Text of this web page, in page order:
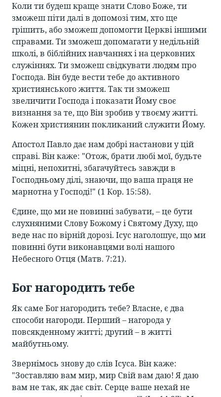
Коли ти будеш краще знати Слово Боже, ти
зможеш піти далі в допомозі тим, хто ще
грішить, або зможеш допомогти Церкві іншими
справами. Ти зможеш допомагати у недільній
школі, в біблійних навчаннях і на церковних
служіннях. Ти зможеш свідкувати людям про
Господа. Він буде вести тебе до активного
християнського життя. Так ти зможеш
звеличити Господа і показати Йому своє
визнання за те, що Він зробив у твоєму житті.
Кожен християнин покликаний служити Йому.
Апостол Павло дає нам добрі настанови у цій
справі. Він каже: "Отож, брати любі мої, будьте
міцні, непохитні, збагачуйтесь завжди в
Господньому ділі, знаючи, що ваша праця не
марнотна у Господі!" (1 Кор. 15:58).
Єдине, що ми не повинні забувати, – це бути
слухняними Слову Божому і Святому Духу, що
веде нас по вірній дорозі. Ісус наголошує, що ми
повинні бути виконавцями волі нашого
Небесного Отця (Матв. 7:21).
Бог нагородить тебе
Як саме Бог нагородить тебе? Власне, є два
способи нагороди. Перший – нагорода у
повсякденному житті; другий – в житті
майбутньому.
Звернімось знову до слів Ісуса. Він каже:
"Зоставляю вам мир, мир Свій вам даю! Я даю
вам не так, як дає світ. Серце ваше нехай не